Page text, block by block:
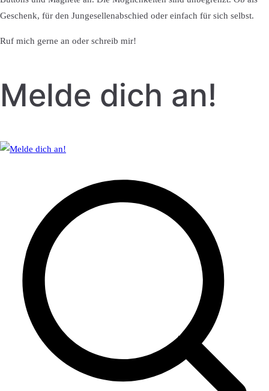
Geschenk, für den Jungesellenabschied oder einfach für sich selbst.
Ruf mich gerne an oder schreib mir!
Melde dich an!